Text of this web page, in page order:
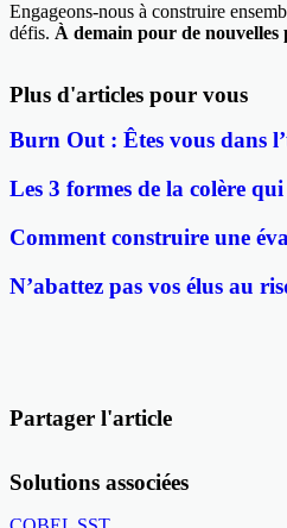
Engageons-nous à construire
défis. À demain pour de nouvelles
Plus d'articles pour vous
Burn Out : Êtes vous dans
Les 3 formes de la colère
Comment construire une
N’abattez pas vos élus au
Partager l'article
Solutions associées